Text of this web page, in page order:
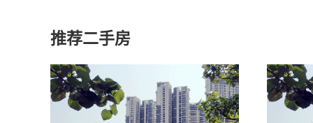
推荐二手房